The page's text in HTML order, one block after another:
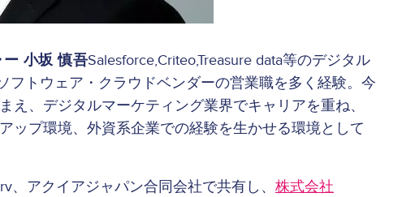
小坂 慎吾Salesforce,Criteo,Treasure data等のデジタル
フトウェア・クラウドベンダーの営業職を多く経験。今
、デジタルマーケティング業界でキャリアを重ね、
ップ環境、外資系企業での経験を生かせる環境として
アクイアジャパン合同会社で共有し、 株式会社